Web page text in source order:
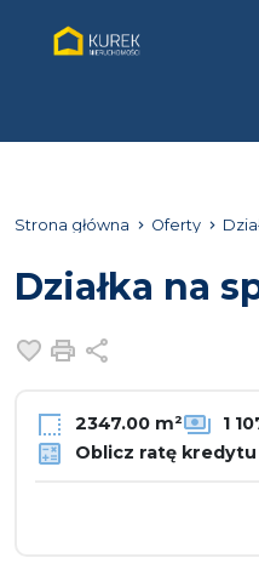
Strona główna Oferty
Działka na
Dodaj do ulubionych
Drukuj
2347.00 m² 1
Oblicz ratę kredytu